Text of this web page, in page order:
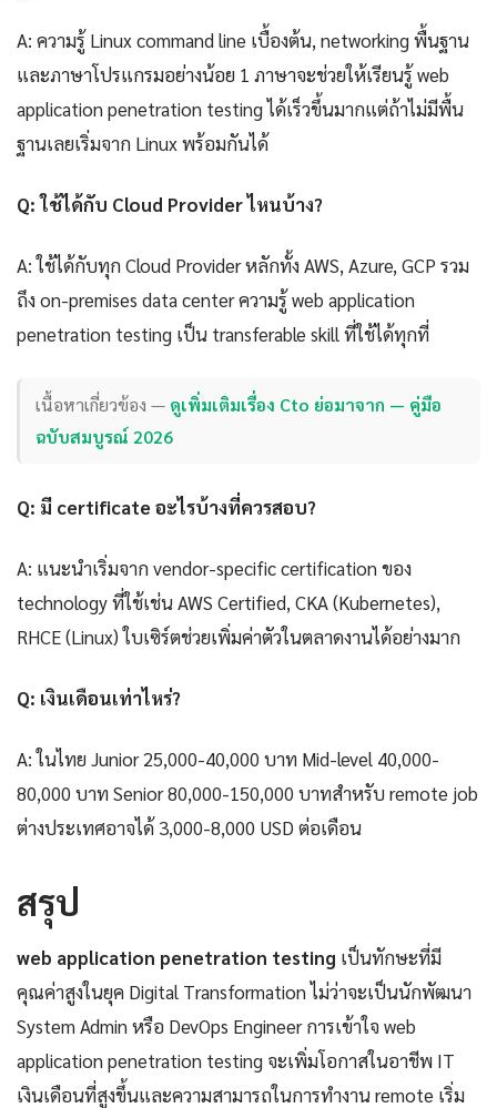
A: ความรู้ Linux command line เบื้องต้น, networking พื้นฐาน
และภาษาโปรแกรมอย่างน้อย 1 ภาษาจะช่วยให้เรียนรู้ web
application penetration testing ได้เร็วขึ้นมากแต่ถ้าไม่มีพื้น
ฐานเลยเริ่มจาก Linux พร้อมกันได้
Q: ใช้ได้กับ Cloud Provider ไหนบ้าง?
A: ใช้ได้กับทุก Cloud Provider หลักทั้ง AWS, Azure, GCP รวม
ถึง on-premises data center ความรู้ web application
penetration testing เป็น transferable skill ที่ใช้ได้ทุกที่
เนื้อหาเกี่ยวข้อง — ดูเพิ่มเติมเรื่อง Cto ย่อมาจาก — คู่มือ
ฉบับสมบูรณ์ 2026
Q: มี certificate อะไรบ้างที่ควรสอบ?
A: แนะนำเริ่มจาก vendor-specific certification ของ
technology ที่ใช้เช่น AWS Certified, CKA (Kubernetes),
RHCE (Linux) ใบเซิร์ตช่วยเพิ่มค่าตัวในตลาดงานได้อย่างมาก
Q: เงินเดือนเท่าไหร่?
A: ในไทย Junior 25,000-40,000 บาท Mid-level 40,000-
80,000 บาท Senior 80,000-150,000 บาทสำหรับ remote job
ต่างประเทศอาจได้ 3,000-8,000 USD ต่อเดือน
สรุป
web application penetration testing เป็นทักษะที่มี
คุณค่าสูงในยุค Digital Transformation ไม่ว่าจะเป็นนักพัฒนา
System Admin หรือ DevOps Engineer การเข้าใจ web
application penetration testing จะเพิ่มโอกาสในอาชีพ IT
เงินเดือนที่สูงขึ้นและความสามารถในการทำงาน remote เริ่ม